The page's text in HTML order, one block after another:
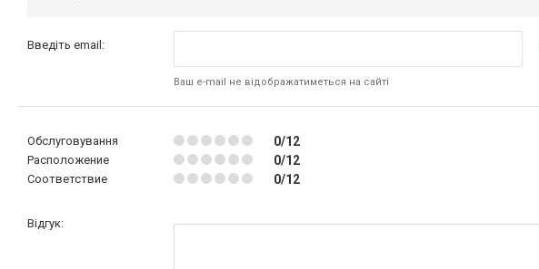
Введіть email:
Ваш e-mail не відображатиметься на сайті
Обслуговування 0/12
Расположение 0/12
Соответствие 0/12
Відгук: